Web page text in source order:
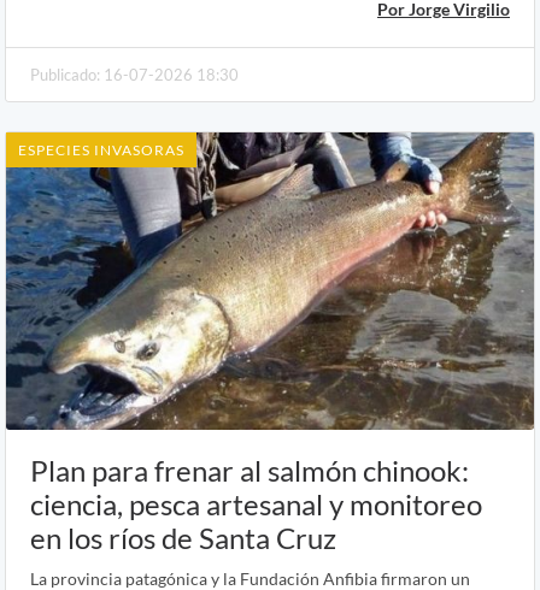
Por Jorge Virgilio
Publicado: 16-07-2026 18:30
ESPECIES INVASORAS
Plan para frenar al salmón chinook:
ciencia, pesca artesanal y monitoreo
en los ríos de Santa Cruz
La provincia patagónica y la Fundación Anfibia firmaron un